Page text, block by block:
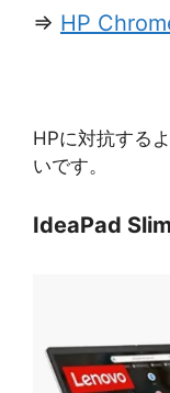
⇒ HP
HPに対抗する
いです。
IdeaPad